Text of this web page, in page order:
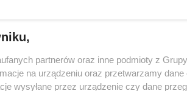
partnerów oraz inne podmioty z
na urządzeniu oraz przetwarzamy
wysyłane przez urządzenie czy dane